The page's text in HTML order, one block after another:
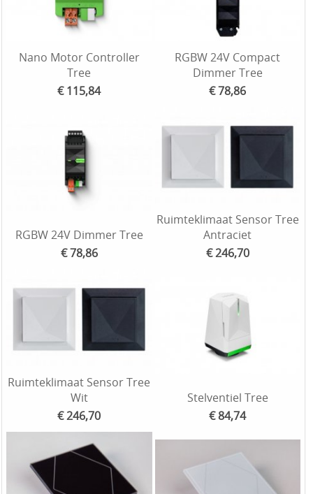
Nano Motor Controller
Tree
€ 115,84
RGBW 24V Compact
Dimmer Tree
€ 78,86
RGBW 24V Dimmer Tree
€ 78,86
Ruimteklimaat Sensor Tree
Antraciet
€ 246,70
Ruimteklimaat Sensor Tree
Wit
€ 246,70
Stelventiel Tree
€ 84,74